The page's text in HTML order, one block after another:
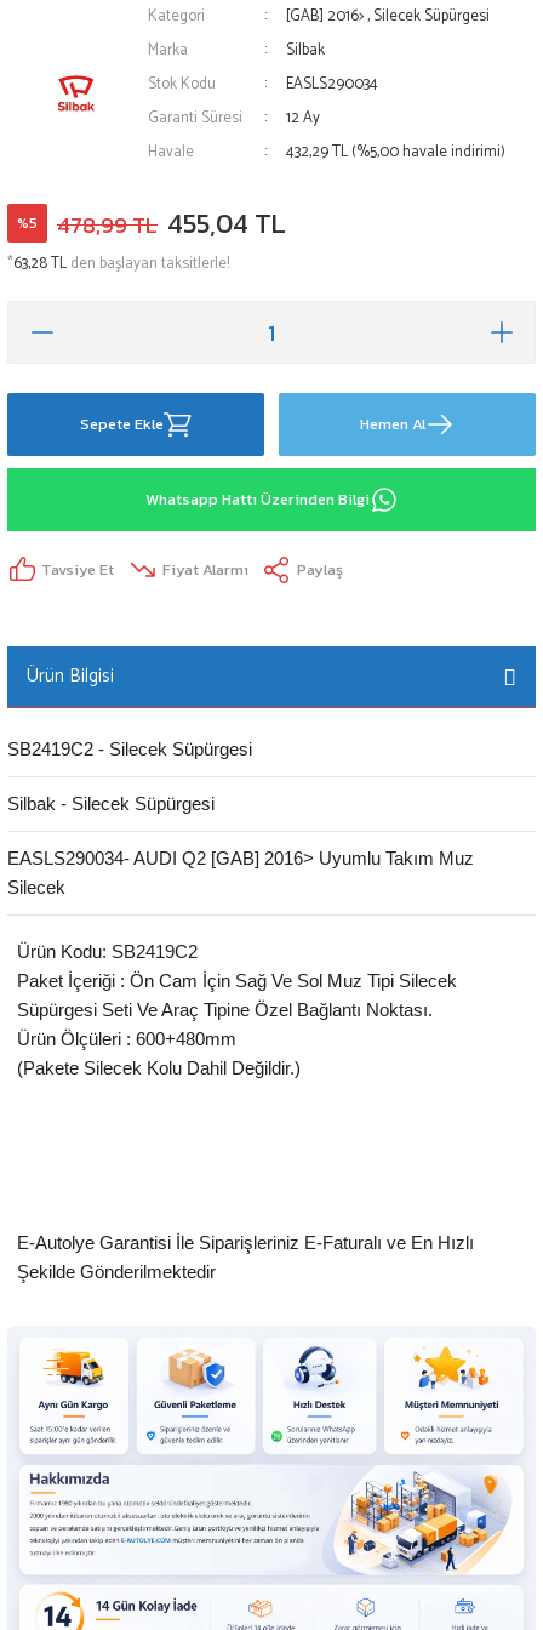
Kategori [GAB] 2016>,Silecek Süpürgesi
Marka
Silbak
Stok Kodu
EASLS290034
Garanti Süresi
12 Ay
Havale
432,29 TL (%5,00 havale indirimi)
%5 478,99 TL 455,04 TL
*63,28 TLden başlayan taksitlerle!
Sepete Ekle Hemen Al
Whatsapp Hattı Üzerinden Bilgi
Tavsiye Et Fiyat Alarmı Paylaş
Ürün Bilgisi
SB2419C2 - Silecek Süpürgesi
Silbak - Silecek Süpürgesi
EASLS290034- AUDI Q2 [GAB] 2016> Uyumlu Takım Muz
Silecek
Ürün Kodu: SB2419C2
Paket İçeriği : Ön Cam İçin Sağ Ve Sol Muz Tipi Silecek
Süpürgesi Seti Ve Araç Tipine Özel Bağlantı Noktası.
Ürün Ölçüleri : 600+480mm
(Pakete Silecek Kolu Dahil Değildir.)
E-Autolye Garantisi İle Siparişleriniz E-Faturalı ve En Hızlı
Şekilde Gönderilmektedir